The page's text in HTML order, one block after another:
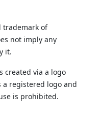
trademark of
not imply any
it.
created via a logo
a registered logo and
is prohibited.